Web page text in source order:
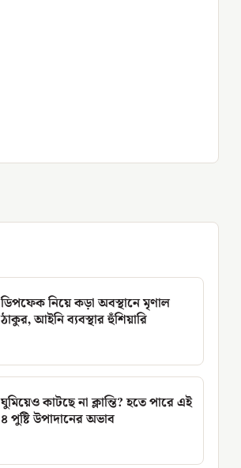
ডিপফেক নিয়ে কড়া অবস্থানে মৃণাল
ঠাকুর, আইনি ব্যবস্থার হুঁশিয়ারি
ঘুমিয়েও কাটছে না ক্লান্তি? হতে পারে এই
৪ পুষ্টি উপাদানের অভাব